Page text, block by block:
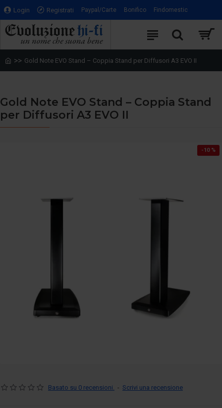
Login Registrati Paypal/Carte Bonifico Findomestic
Gold Note EVO Stand – Coppia Stand per Diffusori A3 EVO II
Gold Note EVO Stand – Coppia Stand
per Diffusori A3 EVO II
-10 %
Basato su 0 recensioni. - Scrivi una recensione